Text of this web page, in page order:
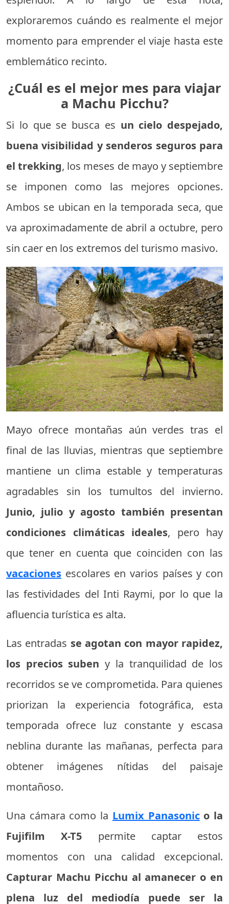
exploraremos cuándo es realmente el mejor
momento para emprender el viaje hasta este
emblemático recinto.
¿Cuál es el mejor mes para viajar
a Machu Picchu?
Si lo que se busca es un cielo despejado,
buena visibilidad y senderos seguros para
el trekking, los meses de mayo y septiembre
se imponen como las mejores opciones.
Ambos se ubican en la temporada seca, que
va aproximadamente de abril a octubre, pero
sin caer en los extremos del turismo masivo.
Mayo ofrece montañas aún verdes tras el
final de las lluvias, mientras que septiembre
mantiene un clima estable y temperaturas
agradables sin los tumultos del invierno.
Junio, julio y agosto también presentan
condiciones climáticas ideales, pero hay
que tener en cuenta que coinciden con las
vacaciones escolares en varios países y con
las festividades del Inti Raymi, por lo que la
afluencia turística es alta.
Las entradas se agotan con mayor rapidez,
los precios suben y la tranquilidad de los
recorridos se ve comprometida. Para quienes
priorizan la experiencia fotográfica, esta
temporada ofrece luz constante y escasa
neblina durante las mañanas, perfecta para
obtener imágenes nítidas del paisaje
montañoso.
Una cámara como la Lumix Panasonico la
Fujifilm X-T5 permite captar estos
momentos con una calidad excepcional.
Capturar Machu Picchu al amanecer o en
plena luz del mediodía puede ser la